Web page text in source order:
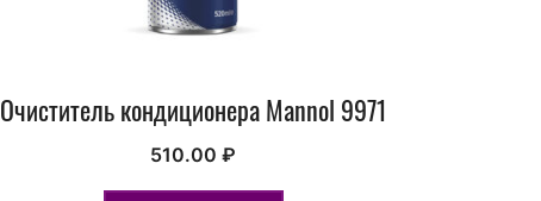
Очиститель кондиционера Mannol 9971
510.00 ₽